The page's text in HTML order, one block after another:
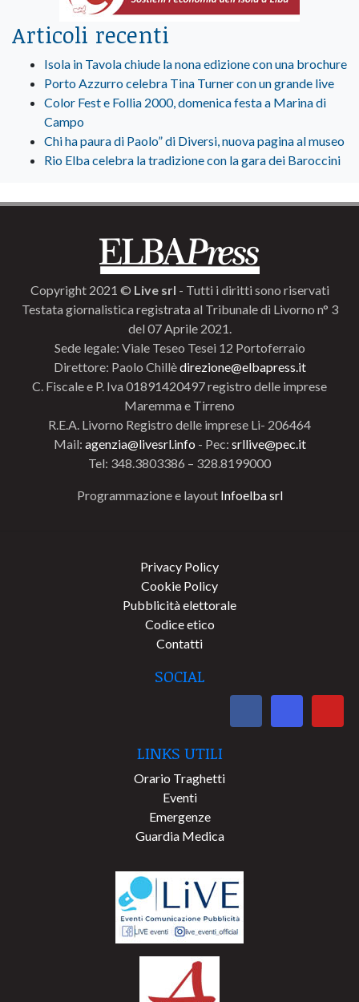
Articoli recenti
Isola in Tavola chiude la nona edizione con una brochure
Porto Azzurro celebra Tina Turner con un grande live
Color Fest e Follia 2000, domenica festa a Marina di
Campo
Chi ha paura di Paolo” di Diversi, nuova pagina al museo
Rio Elba celebra la tradizione con la gara dei Baroccini
Copyright 2021 © Live srl - Tutti i diritti sono riservati
Testata giornalistica registrata al Tribunale di Livorno n° 3
del 07 Aprile 2021.
Sede legale: Viale Teseo Tesei 12 Portoferraio
Direttore: Paolo Chillèdirezione@elbapress.it
C. Fiscale e P. Iva 01891420497 registro delle imprese
Maremma e Tirreno
R.E.A. Livorno Registro delle imprese Li- 206464
Mail: agenzia@livesrl.info - Pec: srllive@pec.it
Tel: 348.3803386 – 328.8199000
Programmazione e layout Infoelba srl
Privacy Policy
Cookie Policy
Pubblicità elettorale
Codice etico
Contatti
SOCIAL
LINKS UTILI
Orario Traghetti
Eventi
Emergenze
Guardia Medica